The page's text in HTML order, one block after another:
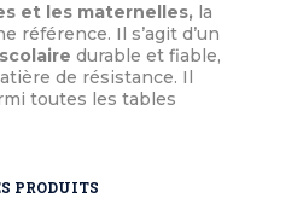
et les maternelles, la
référence. Il s’agit d’un
durable et fiable,
de résistance. Il
toutes les tables
PRODUITS